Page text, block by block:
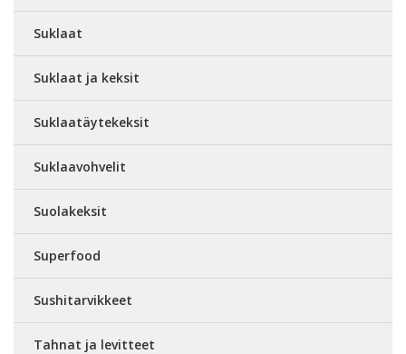
Suklaat
Suklaat ja keksit
Suklaatäytekeksit
Suklaavohvelit
Suolakeksit
Superfood
Sushitarvikkeet
Tahnat ja levitteet